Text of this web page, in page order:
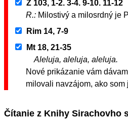
Ž 103, 1-2. 3-4. 9-10. 11-12
R.: Milostivý a milosrdný je
Rim 14, 7-9
Mt 18, 21-35
Aleluja, aleluja, aleluja.
Nové prikázanie vám
milovali navzájom, ako som
Čítanie z Knihy Sirachovho